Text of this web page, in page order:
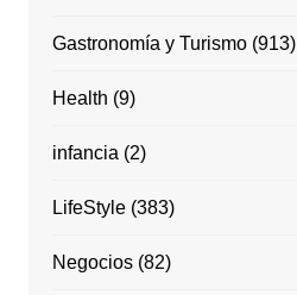
Gastronomía y Turismo(913)
Health (9)
infancia (2)
LifeStyle(383)
Negocios(82)